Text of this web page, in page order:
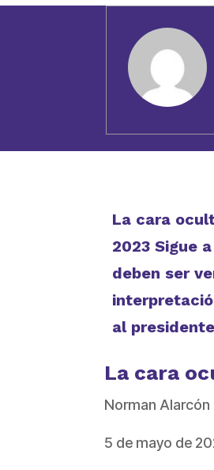
La cara
2023 Sigue
deben ser
al
La cara
Norman Alarcón
5 de mayo de